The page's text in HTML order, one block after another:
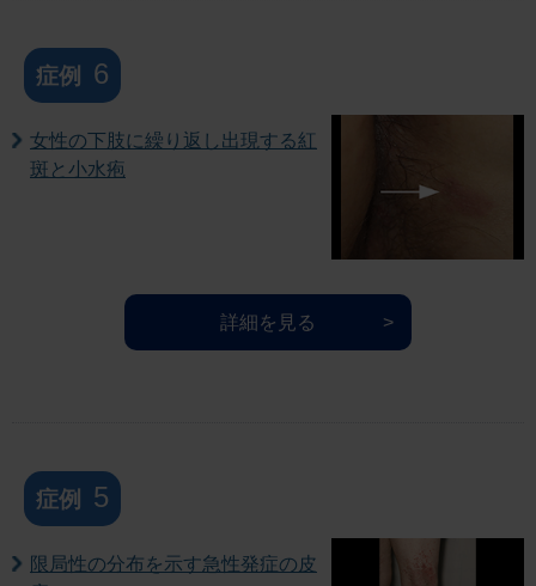
症例 6
女性の下肢に繰り返し出現する紅
斑と小水疱
詳細を見る
症例 5
限局性の分布を示す急性発症の皮